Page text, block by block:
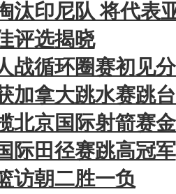
汰印尼队 将代表
评选揭晓
战循环圈赛初见
加拿大跳水赛跳
北京国际射箭赛
际田径赛跳高冠军
访朝二胜一负